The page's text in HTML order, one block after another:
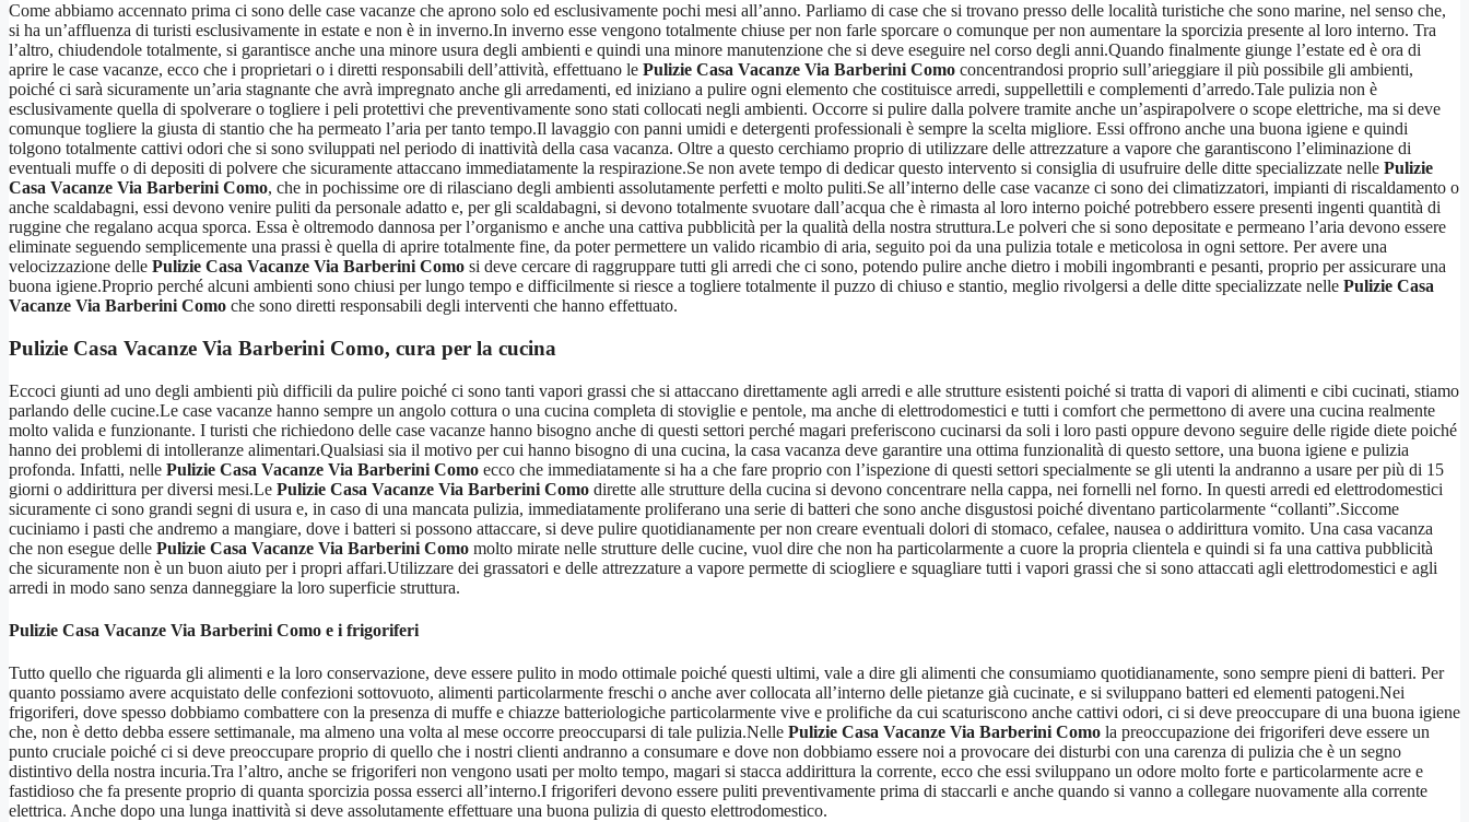
Come abbiamo accennato prima ci sono delle case vacanze che aprono solo ed esclusivamente pochi mesi all’anno. Parliamo di case che si trovano presso delle località turistiche che sono marine, nel senso che,
si ha un’affluenza di turisti esclusivamente in estate e non è in inverno.In inverno esse vengono totalmente chiuse per non farle sporcare o comunque per non aumentare la sporcizia presente al loro interno. Tra
l’altro, chiudendole totalmente, si garantisce anche una minore usura degli ambienti e quindi una minore manutenzione che si deve eseguire nel corso degli anni.Quando finalmente giunge l’estate ed è ora di
aprire le case vacanze, ecco che i proprietari o i diretti responsabili dell’attività, effettuano le Pulizie Casa Vacanze Via Barberini Como concentrandosi proprio sull’arieggiare il più possibile gli ambienti,
poiché ci sarà sicuramente un’aria stagnante che avrà impregnato anche gli arredamenti, ed iniziano a pulire ogni elemento che costituisce arredi, suppellettili e complementi d’arredo.Tale pulizia non è
esclusivamente quella di spolverare o togliere i peli protettivi che preventivamente sono stati collocati negli ambienti. Occorre si pulire dalla polvere tramite anche un’aspirapolvere o scope elettriche, ma si deve
comunque togliere la giusta di stantio che ha permeato l’aria per tanto tempo.Il lavaggio con panni umidi e detergenti professionali è sempre la scelta migliore. Essi offrono anche una buona igiene e quindi
tolgono totalmente cattivi odori che si sono sviluppati nel periodo di inattività della casa vacanza. Oltre a questo cerchiamo proprio di utilizzare delle attrezzature a vapore che garantiscono l’eliminazione di
eventuali muffe o di depositi di polvere che sicuramente attaccano immediatamente la respirazione.Se non avete tempo di dedicar questo intervento si consiglia di usufruire delle ditte specializzate nelle Pulizie
Casa Vacanze Via Barberini Como, che in pochissime ore di rilasciano degli ambienti assolutamente perfetti e molto puliti.Se all’interno delle case vacanze ci sono dei climatizzatori, impianti di riscaldamento o
anche scaldabagni, essi devono venire puliti da personale adatto e, per gli scaldabagni, si devono totalmente svuotare dall’acqua che è rimasta al loro interno poiché potrebbero essere presenti ingenti quantità di
ruggine che regalano acqua sporca. Essa è oltremodo dannosa per l’organismo e anche una cattiva pubblicità per la qualità della nostra struttura.Le polveri che si sono depositate e permeano l’aria devono essere
eliminate seguendo semplicemente una prassi è quella di aprire totalmente fine, da poter permettere un valido ricambio di aria, seguito poi da una pulizia totale e meticolosa in ogni settore. Per avere una
velocizzazione delle Pulizie Casa Vacanze Via Barberini Como si deve cercare di raggruppare tutti gli arredi che ci sono, potendo pulire anche dietro i mobili ingombranti e pesanti, proprio per assicurare una
buona igiene.Proprio perché alcuni ambienti sono chiusi per lungo tempo e difficilmente si riesce a togliere totalmente il puzzo di chiuso e stantio, meglio rivolgersi a delle ditte specializzate nelle Pulizie Casa
Vacanze Via Barberini Como che sono diretti responsabili degli interventi che hanno effettuato.
Pulizie Casa Vacanze Via Barberini Como, cura per la cucina
Eccoci giunti ad uno degli ambienti più difficili da pulire poiché ci sono tanti vapori grassi che si attaccano direttamente agli arredi e alle strutture esistenti poiché si tratta di vapori di alimenti e cibi cucinati, stiamo
parlando delle cucine.Le case vacanze hanno sempre un angolo cottura o una cucina completa di stoviglie e pentole, ma anche di elettrodomestici e tutti i comfort che permettono di avere una cucina realmente
molto valida e funzionante. I turisti che richiedono delle case vacanze hanno bisogno anche di questi settori perché magari preferiscono cucinarsi da soli i loro pasti oppure devono seguire delle rigide diete poiché
hanno dei problemi di intolleranze alimentari.Qualsiasi sia il motivo per cui hanno bisogno di una cucina, la casa vacanza deve garantire una ottima funzionalità di questo settore, una buona igiene e pulizia
profonda. Infatti, nelle Pulizie Casa Vacanze Via Barberini Como ecco che immediatamente si ha a che fare proprio con l’ispezione di questi settori specialmente se gli utenti la andranno a usare per più di 15
giorni o addirittura per diversi mesi.Le Pulizie Casa Vacanze Via Barberini Como dirette alle strutture della cucina si devono concentrare nella cappa, nei fornelli nel forno. In questi arredi ed elettrodomestici
sicuramente ci sono grandi segni di usura e, in caso di una mancata pulizia, immediatamente proliferano una serie di batteri che sono anche disgustosi poiché diventano particolarmente “collanti”.Siccome
cuciniamo i pasti che andremo a mangiare, dove i batteri si possono attaccare, si deve pulire quotidianamente per non creare eventuali dolori di stomaco, cefalee, nausea o addirittura vomito. Una casa vacanza
che non esegue delle Pulizie Casa Vacanze Via Barberini Como molto mirate nelle strutture delle cucine, vuol dire che non ha particolarmente a cuore la propria clientela e quindi si fa una cattiva pubblicità
che sicuramente non è un buon aiuto per i propri affari.Utilizzare dei grassatori e delle attrezzature a vapore permette di sciogliere e squagliare tutti i vapori grassi che si sono attaccati agli elettrodomestici e agli
arredi in modo sano senza danneggiare la loro superficie struttura.
Pulizie Casa Vacanze Via Barberini Como e i frigoriferi
Tutto quello che riguarda gli alimenti e la loro conservazione, deve essere pulito in modo ottimale poiché questi ultimi, vale a dire gli alimenti che consumiamo quotidianamente, sono sempre pieni di batteri. Per
quanto possiamo avere acquistato delle confezioni sottovuoto, alimenti particolarmente freschi o anche aver collocata all’interno delle pietanze già cucinate, e si sviluppano batteri ed elementi patogeni.Nei
frigoriferi, dove spesso dobbiamo combattere con la presenza di muffe e chiazze batteriologiche particolarmente vive e prolifiche da cui scaturiscono anche cattivi odori, ci si deve preoccupare di una buona igiene
che, non è detto debba essere settimanale, ma almeno una volta al mese occorre preoccuparsi di tale pulizia.Nelle Pulizie Casa Vacanze Via Barberini Como la preoccupazione dei frigoriferi deve essere un
punto cruciale poiché ci si deve preoccupare proprio di quello che i nostri clienti andranno a consumare e dove non dobbiamo essere noi a provocare dei disturbi con una carenza di pulizia che è un segno
distintivo della nostra incuria.Tra l’altro, anche se frigoriferi non vengono usati per molto tempo, magari si stacca addirittura la corrente, ecco che essi sviluppano un odore molto forte e particolarmente acre e
fastidioso che fa presente proprio di quanta sporcizia possa esserci all’interno.I frigoriferi devono essere puliti preventivamente prima di staccarli e anche quando si vanno a collegare nuovamente alla corrente
elettrica. Anche dopo una lunga inattività si deve assolutamente effettuare una buona pulizia di questo elettrodomestico.